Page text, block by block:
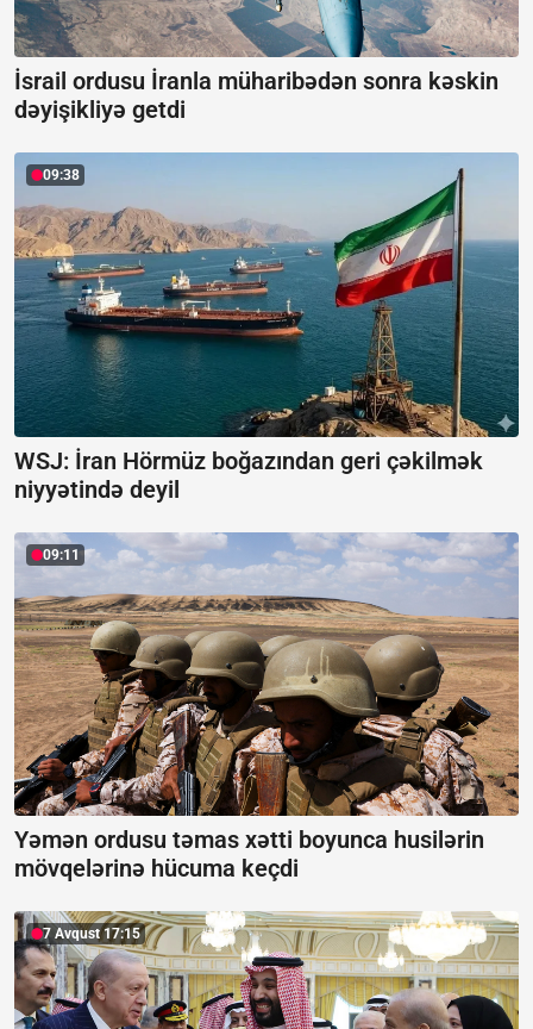
İsrail ordusu İranla müharibədən sonra kəskin
dəyişikliyə getdi
09:38
WSJ: İran Hörmüz boğazından geri çəkilmək
niyyətində deyil
09:11
Yəmən ordusu təmas xətti boyunca husilərin
mövqelərinə hücuma keçdi
7 Avqust 17:15